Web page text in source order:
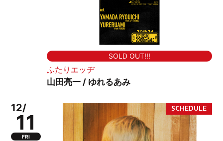
SOLD OUT!!!
ふたりエッヂ
山田亮一 / ゆれるあみ
12/
11
FRI